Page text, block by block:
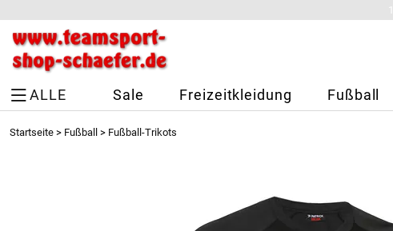
ALLE Sale Freizeitkleidung Fußball
Startseite > Fußball > Fußball-Trikots